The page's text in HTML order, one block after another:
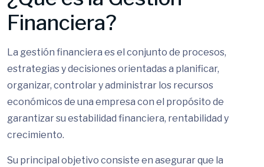
Financiera?
La gestión financiera es el conjunto de procesos,
estrategias y decisiones orientadas a planificar,
organizar, controlar y administrar los recursos
económicos de una empresa con el propósito de
garantizar su estabilidad financiera, rentabilidad y
crecimiento.
Su principal objetivo consiste en asegurar que la